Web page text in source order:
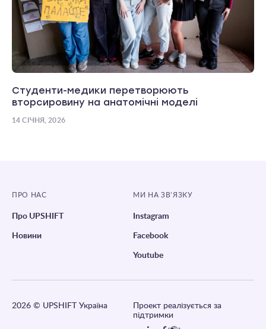
Студенти-медики перетворюють
вторсировину на анатомічні моделі
14 СІЧНЯ, 2026
ПРО НАС
Про UPSHIFT
Новини
МИ НА ЗВ’ЯЗКУ
Instagram
Facebook
Youtube
2026 © UPSHIFT Україна
Проект реалізується за
підтримки